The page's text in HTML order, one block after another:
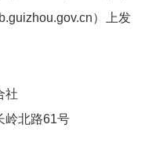
）上发
社
岭北路61号